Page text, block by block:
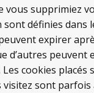
vous supprimiez
sont définies dans
expirer
d’autres peuvent
cookies placés
sont parfois